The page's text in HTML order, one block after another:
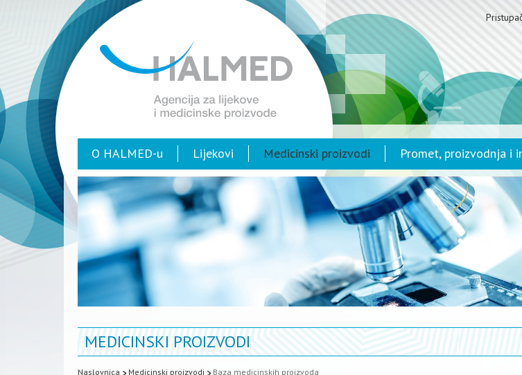
O HALMED-u Lijekovi Medicinski proizvodi Promet, proizvodnja i
MEDICINSKI PROIZVODI
Naslovnica Medicinski proizvodi Baza medicinskih proizvoda